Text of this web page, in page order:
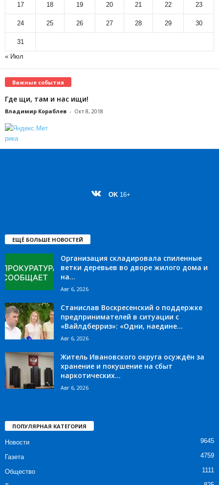
17 18 19 20 21 22 23
24 25 26 27 28 29 30
31
« Июл
Важные события
Где щи, там и нас ищи!
Владимир Кораблев - Окт 8, 2018
OK 16+
ЕЩЁ БОЛЬШЕ НОВОСТЕЙ
Организация складировала спиленные
ветки деревьев во дворе жилого дома и
на...
Авг 6, 2026
Станислав Воскресенский о поддержке
предпринимателей в ситуации с
«Вайлдберриз»: «Одни, наедине...
Авг 6, 2026
Житель Ивановского округа осуждён за
хранение и покушение на сбыт
наркотических...
Авг 6, 2026
ПОПУЛЯРНАЯ КАТЕГОРИЯ
Новости 9645
Газета 4759
Общество 1111